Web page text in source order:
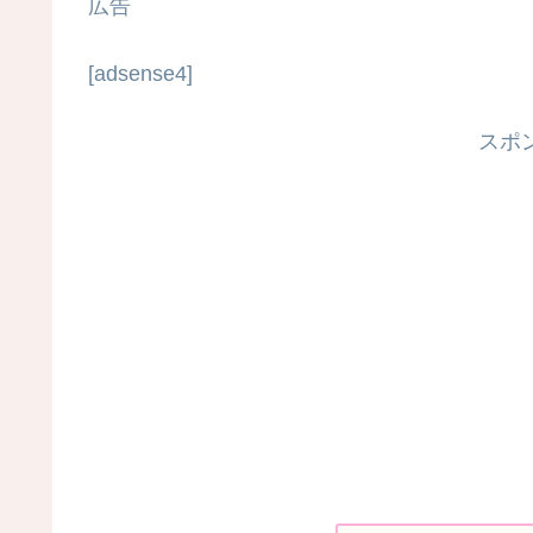
広告
[adsense4]
スポ